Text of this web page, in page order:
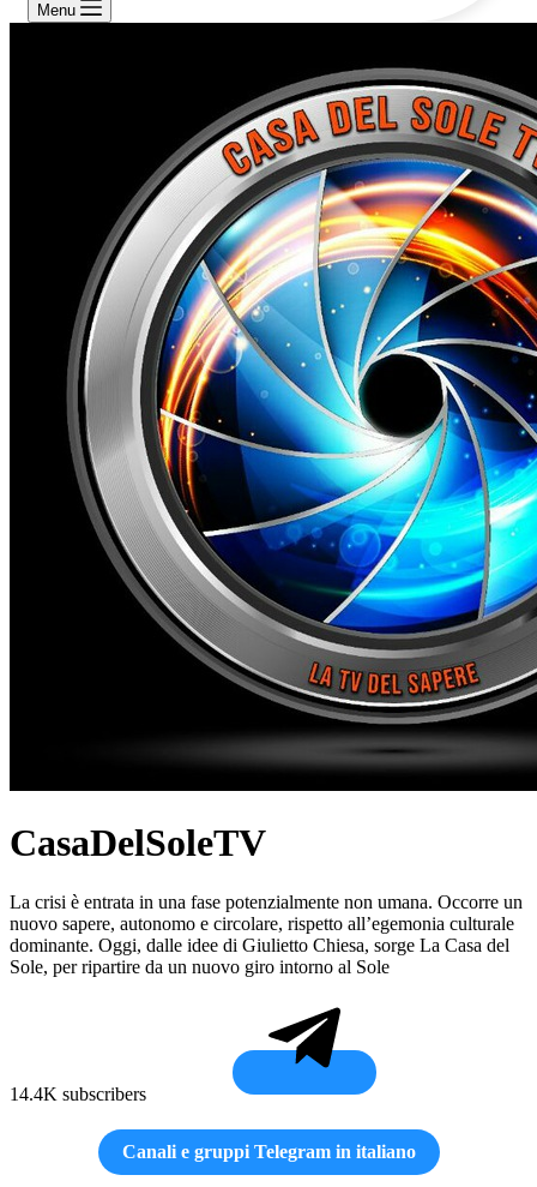
Menu
CasaDelSoleTV
La crisi è entrata in una fase potenzialmente non umana. Occorre un
nuovo sapere, autonomo e circolare, rispetto all’egemonia culturale
dominante. Oggi, dalle idee di Giulietto Chiesa, sorge La Casa del
Sole, per ripartire da un nuovo giro intorno al Sole
14.4K subscribers
Canali e gruppi Telegram in italiano